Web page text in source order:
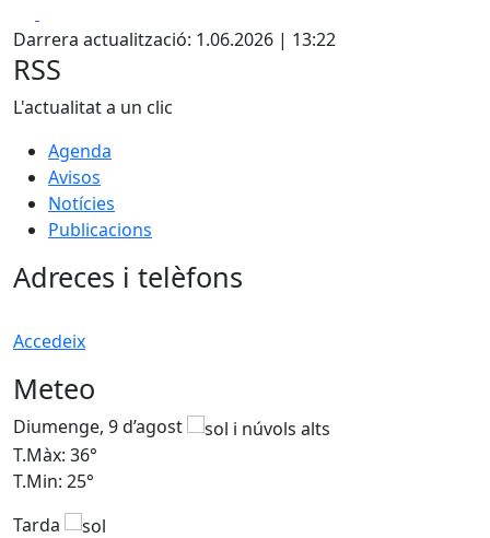
Darrera actualització: 1.06.2026 | 13:22
RSS
L'actualitat a un clic
Agenda
Avisos
Notícies
Publicacions
Adreces i telèfons
Accedeix
Meteo
Diumenge, 9 d’agost
T.Màx: 36°
T.Min: 25°
Tarda